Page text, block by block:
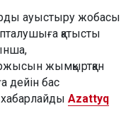
ауыстыру жобасы
қатысты
жымқыртқан
дейін бас
Azattyq